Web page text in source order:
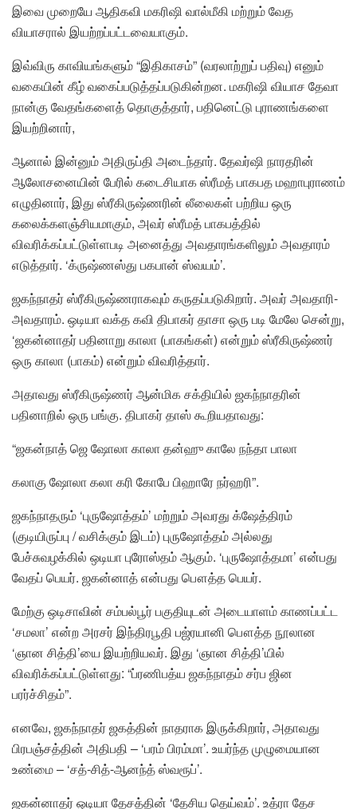
இவை முறையே ஆதிகவி மகரிஷி வால்மீகி மற்றும் வேத
வியாசரால் இயற்றப்பட்டவையாகும்.
இவ்விரு காவியங்களும் “இதிகாசம்” (வரலாற்றுப் பதிவு) எனும்
வகையின் கீழ் வகைப்படுத்தப்படுகின்றன. மகரிஷி வியாச தேவா
நான்கு வேதங்களைத் தொகுத்தார், பதினெட்டு புராணங்களை
இயற்றினார்,
ஆனால் இன்னும் அதிருப்தி அடைந்தார். தேவர்ஷி நாரதரின்
ஆலோசனையின் பேரில் கடைசியாக ஸ்ரீமத் பாகபத மஹாபுராணம்
எழுதினார், இது ஸ்ரீகிருஷ்ணரின் லீலைகள் பற்றிய ஒரு
கலைக்களஞ்சியமாகும், அவர் ஸ்ரீமத் பாகபத்தில்
விவரிக்கப்பட்டுள்ளபடி அனைத்து அவதாரங்களிலும் அவதாரம்
எடுத்தார். ‘க்ருஷ்ணஸ்து பகபான் ஸ்வயம்’.
ஜகந்நாதர் ஸ்ரீகிருஷ்ணராகவும் கருதப்படுகிறார். அவர் அவதாரி-
அவதாரம். ஒடியா வக்த கவி திபாகர் தாசா ஒரு படி மேலே சென்று,
‘ஜகன்னாதர் பதினாறு காலா (பாகங்கள்) என்றும் ஸ்ரீகிருஷ்ணர்
ஒரு காலா (பாகம்) என்றும் விவரித்தார்.
அதாவது ஸ்ரீகிருஷ்ணர் ஆன்மிக சக்தியில் ஜகந்நாதரின்
பதினாறில் ஒரு பங்கு. திபாகர் தாஸ் கூறியதாவது:
“ஜகன்நாத் ஜெ ஷோலா காலா தன்ஹு காலே நந்தா பாலா
கலாகு ஷோலா கலா கரி கோபே பிஹாரே நர்ஹரி”.
ஜகந்நாதரும் ‘புருஷோத்தம்’ மற்றும் அவரது க்ஷேத்திரம்
(குடியிருப்பு / வசிக்கும் இடம்) புருஷோத்தம் அல்லது
பேச்சுவழக்கில் ஒடியா புரோஸ்தம் ஆகும். ‘புருஷோத்தமா’ என்பது
வேதப் பெயர். ஜகன்னாத் என்பது பௌத்த பெயர்.
மேற்கு ஒடிசாவின் சம்பல்பூர் பகுதியுடன் அடையாளம் காணப்பட்ட
‘சமலா’ என்ற அரசர் இந்திரபூதி பஜ்ரயானி பௌத்த நூலான
‘ஞான சித்தி’யை இயற்றியவர். இது ‘ஞான சித்தி’யில்
விவரிக்கப்பட்டுள்ளது: “ப்ரணிபத்ய ஜகந்நாதம் சர்ப ஜின
பரர்ச்சிதம்”.
எனவே, ஜகந்நாதர் ஜகத்தின் நாதராக இருக்கிறார், அதாவது
பிரபஞ்சத்தின் அதிபதி – ‘பரம் பிரம்மா’. உயர்ந்த முழுமையான
உண்மை – ‘சத்-சித்-ஆனந்த் ஸ்வரூப்’.
ஜகன்னாதர் ஒடியா தேசத்தின் ‘தேசிய தெய்வம்’. உத்ரா தேச